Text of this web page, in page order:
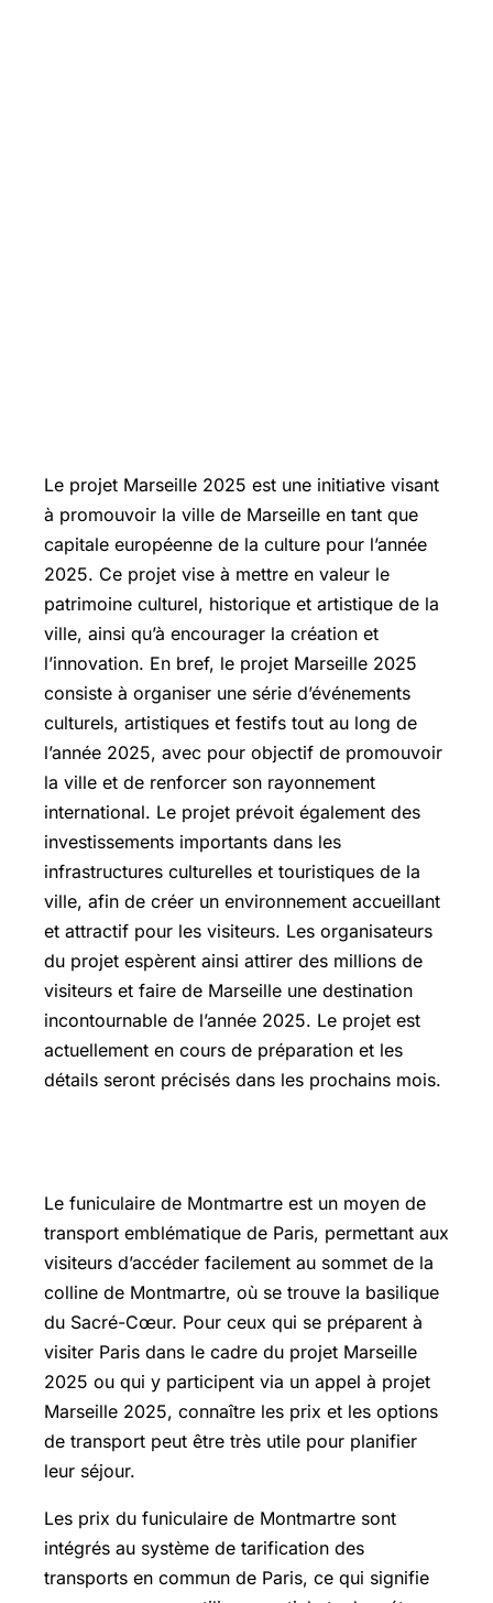
Le projet Marseille 2025 est une initiative visant
à promouvoir la ville de Marseille en tant que
capitale européenne de la culture pour l’année
2025. Ce projet vise à mettre en valeur le
patrimoine culturel, historique et artistique de la
ville, ainsi qu’à encourager la création et
l’innovation. En bref, le projet Marseille 2025
consiste à organiser une série d’événements
culturels, artistiques et festifs tout au long de
l’année 2025, avec pour objectif de promouvoir
la ville et de renforcer son rayonnement
international. Le projet prévoit également des
investissements importants dans les
infrastructures culturelles et touristiques de la
ville, afin de créer un environnement accueillant
et attractif pour les visiteurs. Les organisateurs
du projet espèrent ainsi attirer des millions de
visiteurs et faire de Marseille une destination
incontournable de l’année 2025. Le projet est
actuellement en cours de préparation et les
détails seront précisés dans les prochains mois.
Le funiculaire de Montmartre est un moyen de
transport emblématique de Paris, permettant aux
visiteurs d’accéder facilement au sommet de la
colline de Montmartre, où se trouve la basilique
du Sacré-Cœur. Pour ceux qui se préparent à
visiter Paris dans le cadre du projet Marseille
2025 ou qui y participent via un appel à projet
Marseille 2025, connaître les prix et les options
de transport peut être très utile pour planifier
leur séjour.
Les prix du funiculaire de Montmartre sont
intégrés au système de tarification des
transports en commun de Paris, ce qui signifie